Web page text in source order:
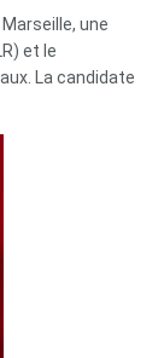
une
et le
La candidate